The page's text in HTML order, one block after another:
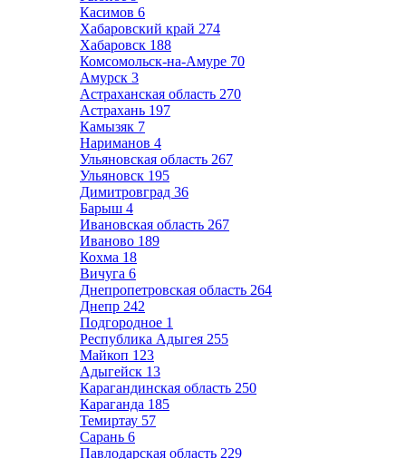
Касимов 6
Хабаровский край 274
Хабаровск 188
Комсомольск-на-Амуре 70
Амурск 3
Астраханская область 270
Астрахань 197
Камызяк 7
Нариманов 4
Ульяновская область 267
Ульяновск 195
Димитровград 36
Барыш 4
Ивановская область 267
Иваново 189
Кохма 18
Вичуга 6
Днепропетровская область 264
Днепр 242
Подгородное 1
Республика Адыгея 255
Майкоп 123
Адыгейск 13
Карагандинская область 250
Караганда 185
Темиртау 57
Сарань 6
Павлодарская область 229